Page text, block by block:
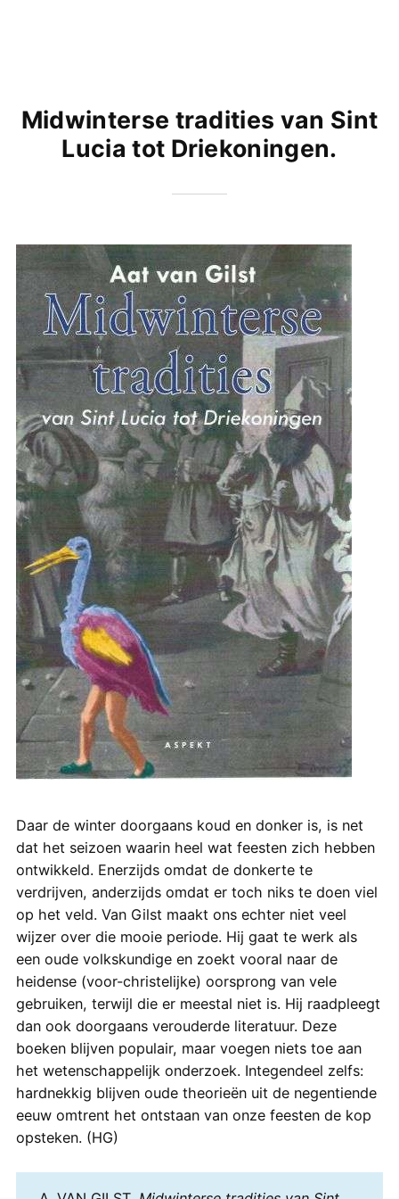
Midwinterse tradities van Sint
Lucia tot Driekoningen.
Daar de winter doorgaans koud en donker is, is net
dat het seizoen waarin heel wat feesten zich hebben
ontwikkeld. Enerzijds omdat de donkerte te
verdrijven, anderzijds omdat er toch niks te doen viel
op het veld. Van Gilst maakt ons echter niet veel
wijzer over die mooie periode. Hij gaat te werk als
een oude volkskundige en zoekt vooral naar de
heidense (voor-christelijke) oorsprong van vele
gebruiken, terwijl die er meestal niet is. Hij raadpleegt
dan ook doorgaans verouderde literatuur. Deze
boeken blijven populair, maar voegen niets toe aan
het wetenschappelijk onderzoek. Integendeel zelfs:
hardnekkig blijven oude theorieën uit de negentiende
eeuw omtrent het ontstaan van onze feesten de kop
opsteken. (HG)